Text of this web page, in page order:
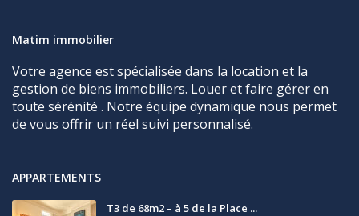
Matim immobilier
Votre agence est spécialisée dans la location et la
gestion de biens immobiliers. Louer et faire gérer en
toute sérénité . Notre équipe dynamique nous permet
de vous offrir un réel suivi personnalisé.
APPARTEMENTS
T3 de 68m2 – à 5 de la Place ...